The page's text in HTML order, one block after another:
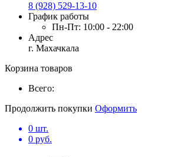
8 (928) 529-13-10
График работы
Пн-Пт: 10:00 - 22:00
Адрес
г. Махачкала
Корзина товаров
Всего:
Продолжить покупки Оформить
0 шт.
0 руб.